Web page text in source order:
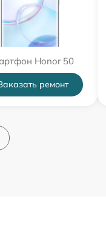
Honor 50
ремонт